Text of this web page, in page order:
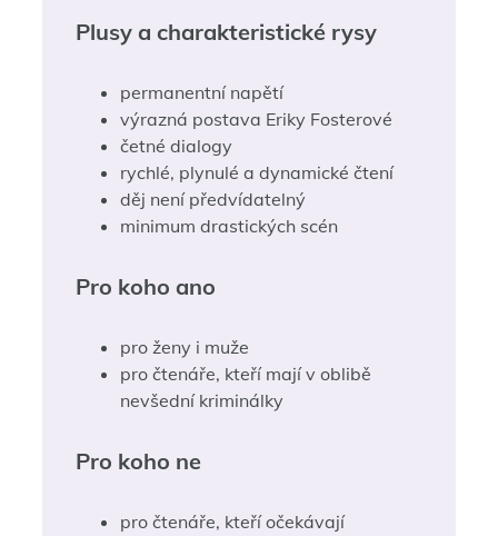
Plusy a charakteristické rysy
permanentní napětí
výrazná postava Eriky Fosterové
četné dialogy
rychlé, plynulé a dynamické čtení
děj není předvídatelný
minimum drastických scén
Pro koho ano
pro ženy i muže
pro čtenáře, kteří mají v oblibě
nevšední kriminálky
Pro koho ne
pro čtenáře, kteří očekávají